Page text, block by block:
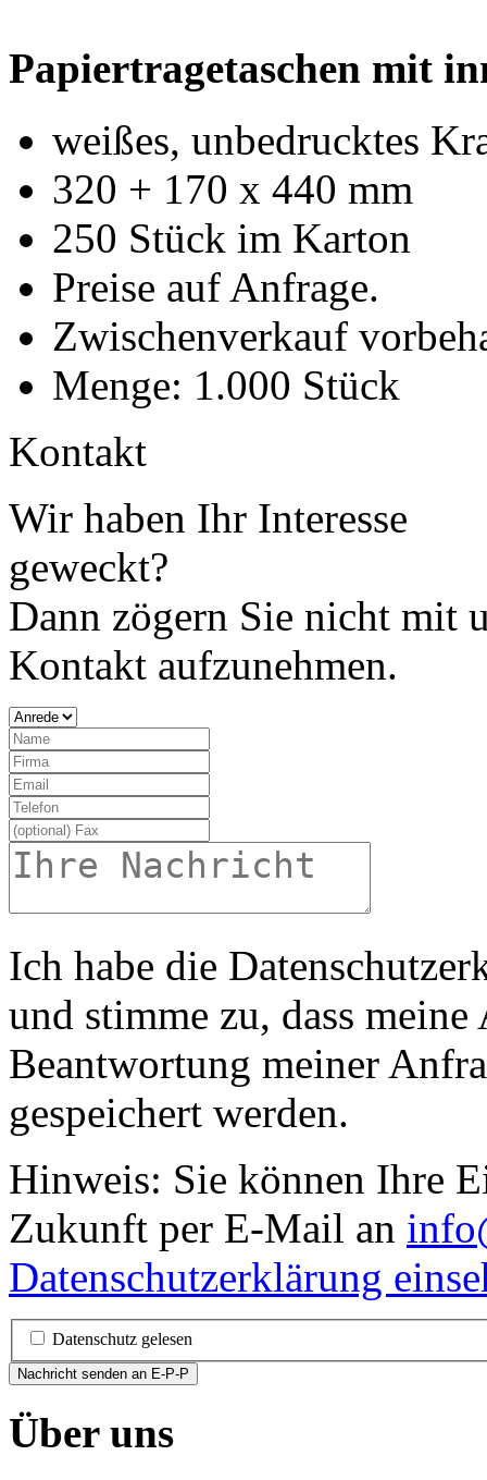
Papiertragetaschen mit
weißes, unbedrucktes
320 + 170 x 440 mm
250 Stück im Karton
Preise auf Anfrage.
Zwischenverkauf
Menge: 1.000 Stück
Kontakt
Wir haben Ihr Interesse
geweckt?
Dann zögern Sie nicht mit
Kontakt aufzunehmen.
Ich habe die
und stimme zu, dass
Beantwortung meiner
gespeichert werden.
Hinweis: Sie können Ihre
Zukunft per E-Mail an
Datenschutzerklärung
Datenschutz gelesen
Nachricht senden an E-P-P
Über uns